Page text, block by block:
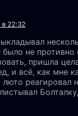
в 22:32
не противно
пришла
и всё, как мне
реагировал